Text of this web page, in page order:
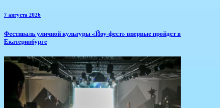
7 августа 2026
​Фестиваль уличной культуры «Йоу-фест» впервые пройдет в
Екатеринбурге